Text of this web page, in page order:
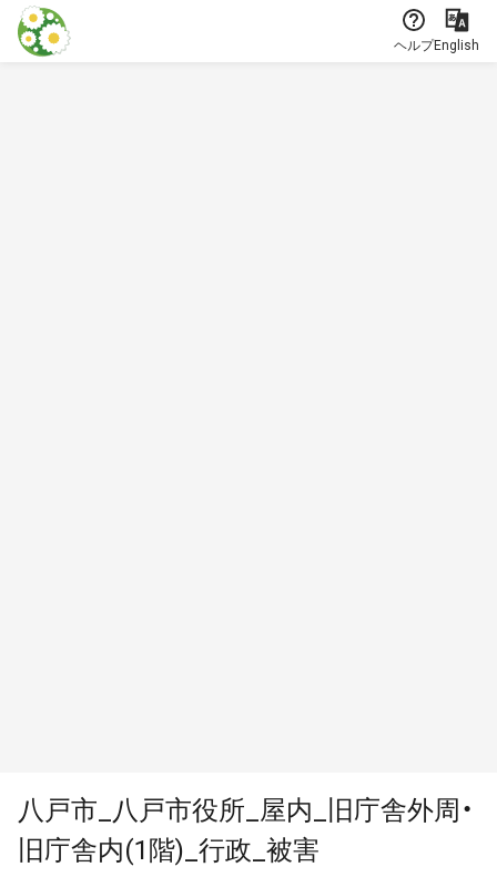
本文に飛ぶ
ヘルプEnglish
八戸市_八戸市役所_屋内_旧庁舎外周・
旧庁舎内(1階)_行政_被害